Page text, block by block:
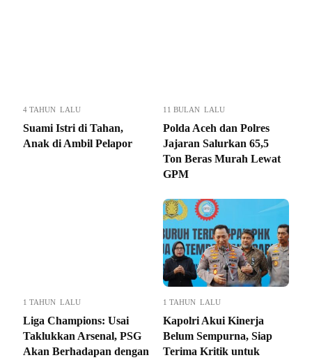
4 TAHUN LALU
Suami Istri di Tahan,
Anak di Ambil Pelapor
11 BULAN LALU
Polda Aceh dan Polres
Jajaran Salurkan 65,5
Ton Beras Murah Lewat
GPM
1 TAHUN LALU
Liga Champions: Usai
Taklukkan Arsenal, PSG
Akan Berhadapan dengan
1 TAHUN LALU
Kapolri Akui Kinerja
Belum Sempurna, Siap
Terima Kritik untuk